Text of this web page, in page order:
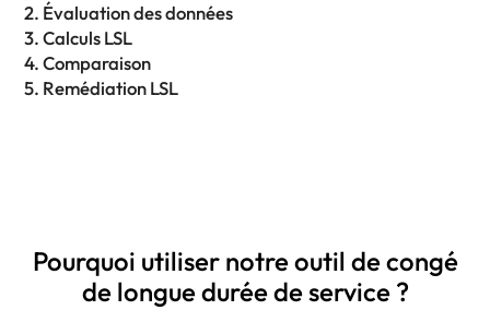
2. Évaluation des données
3. Calculs LSL
4. Comparaison
5. Remédiation LSL
Pourquoi utiliser notre outil de congé
de longue durée de service ?